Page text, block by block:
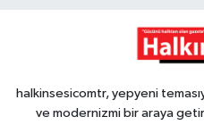
halkinsesicomtr, yepyeni
ve modernizmi bir araya